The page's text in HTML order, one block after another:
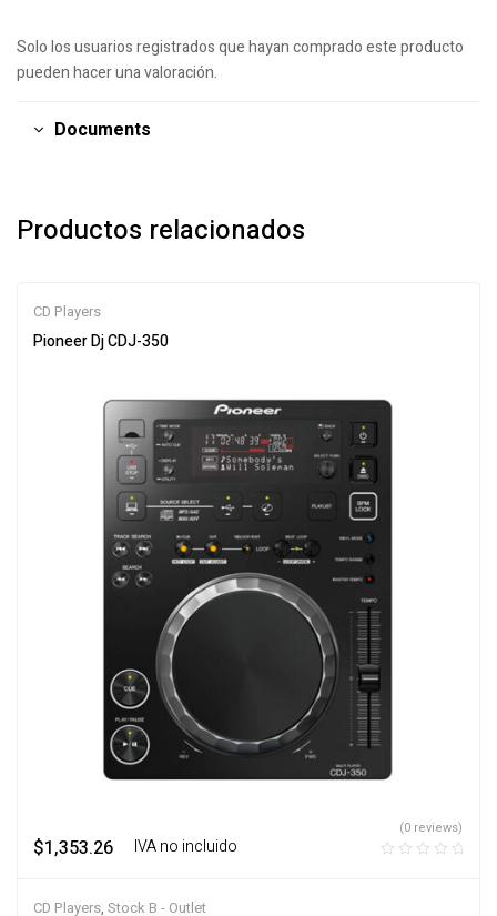
Solo los usuarios registrados que hayan comprado este producto
pueden hacer una valoración.
Documents
Productos relacionados
CD Players
Pioneer Dj CDJ-350
$1,353.26 ‎ ‎ ‎ IVA no incluido
(0 reviews)
CD Players, Stock B - Outlet